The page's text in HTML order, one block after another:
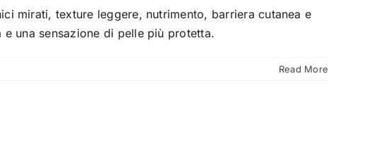
mirati, texture leggere, nutrimento, barriera cutanea e
una sensazione di pelle più protetta.
Read More